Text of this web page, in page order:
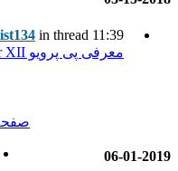
TARANTULAtagged
آخرین
رفتن به صفحه :